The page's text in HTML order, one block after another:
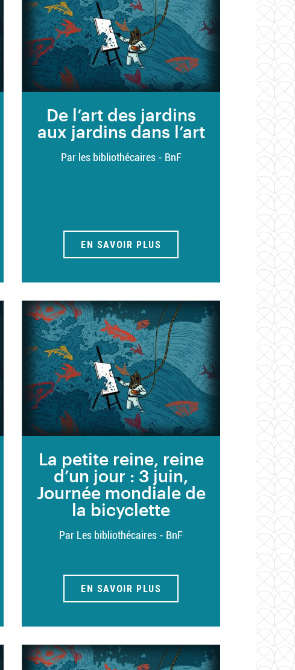
De l’art des jardins
aux jardins dans l’art
Par les bibliothécaires - BnF
EN SAVOIR PLUS
La petite reine, reine
d’un jour : 3 juin,
Journée mondiale de
la bicyclette
Par Les bibliothécaires - BnF
EN SAVOIR PLUS